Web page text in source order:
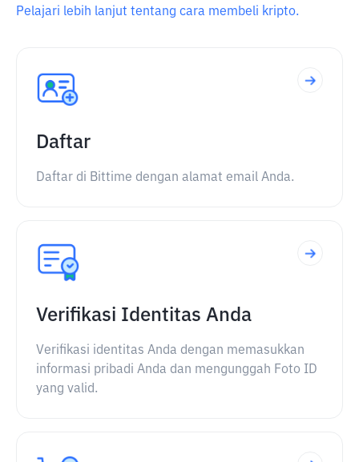
Pelajari lebih lanjut tentang cara membeli kripto.
Daftar
Daftar di Bittime dengan alamat email Anda.
Verifikasi Identitas Anda
Verifikasi identitas Anda dengan memasukkan
informasi pribadi Anda dan mengunggah Foto ID
yang valid.